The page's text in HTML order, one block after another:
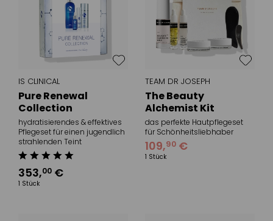
IS CLINICAL
Pure Renewal
Collection
hydratisierendes & effektives
Pflegeset für einen jugendlich
strahlenden Teint
353,00 €
1 Stück
TEAM DR JOSEPH
The Beauty
Alchemist Kit
das perfekte Hautpflegeset
für Schönheitsliebhaber
109,90 €
1 Stück